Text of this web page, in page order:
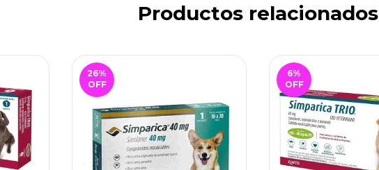
Productos relacionados
26%
OFF
6%
OFF